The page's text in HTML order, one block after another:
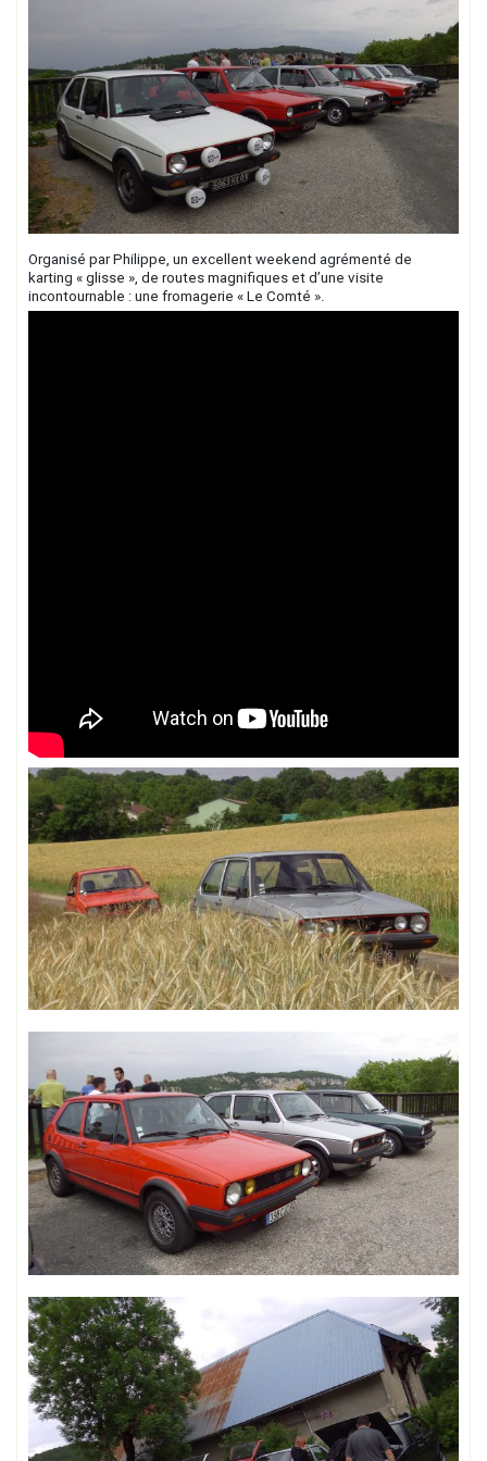
Organisé par Philippe, un excellent weekend agrémenté de
karting « glisse », de routes magnifiques et d’une visite
incontournable : une fromagerie « Le Comté ».